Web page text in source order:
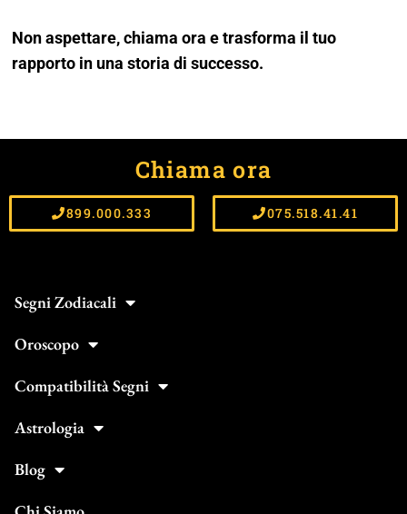
Non aspettare, chiama ora e trasforma il tuo
rapporto in una storia di successo.
Chiama ora
899.000.333 075.518.41.41
Segni Zodiacali
Oroscopo
Compatibilità Segni
Astrologia
Blog